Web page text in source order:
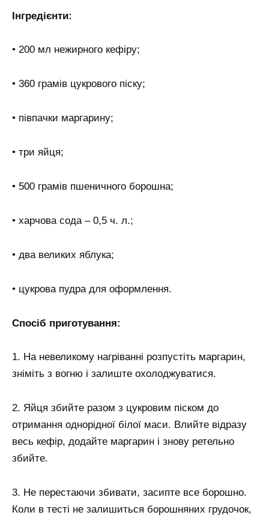
Інгредієнти:
• 200 мл нежирного кефіру;
• 360 грамів цукрового піску;
• півпачки маргарину;
• три яйця;
• 500 грамів пшеничного борошна;
• харчова сода – 0,5 ч. л.;
• два великих яблука;
• цукрова пудра для оформлення.
Спосіб приготування:
1. На невеликому нагріванні розпустіть маргарин,
зніміть з вогню і залиште охолоджуватися.
2. Яйця збийте разом з цукровим піском до
отримання однорідної білої маси. Влийте відразу
весь кефір, додайте маргарин і знову ретельно
збийте.
3. Не перестаючи збивати, засипте все борошно.
Коли в тесті не залишиться борошняних грудочок,